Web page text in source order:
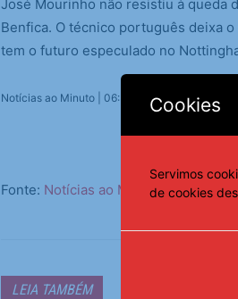
José Mourinho não resistiu à queda
Benfica. O técnico português deixa
tem o futuro especulado no
Notícias ao Minuto | 06:50 – 29/08/2025
Fonte: Notícias ao Minuto
LEIA TAMBÉM
Cookies
Servimos
de cookies